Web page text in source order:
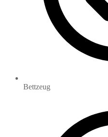
Bettzeug